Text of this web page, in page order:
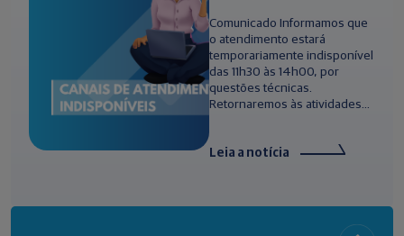
Comunicado Informamos que
o atendimento estará
temporariamente indisponível
das 11h30 às 14h00, por
questões técnicas.
Retornaremos às atividades...
Leia a notícia